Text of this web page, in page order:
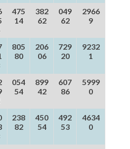
475
14
382
62
049
62
2966
9
805
80
206
06
729
20
9232
1
054
54
899
42
607
86
5999
0
238
82
450
54
492
53
4634
0